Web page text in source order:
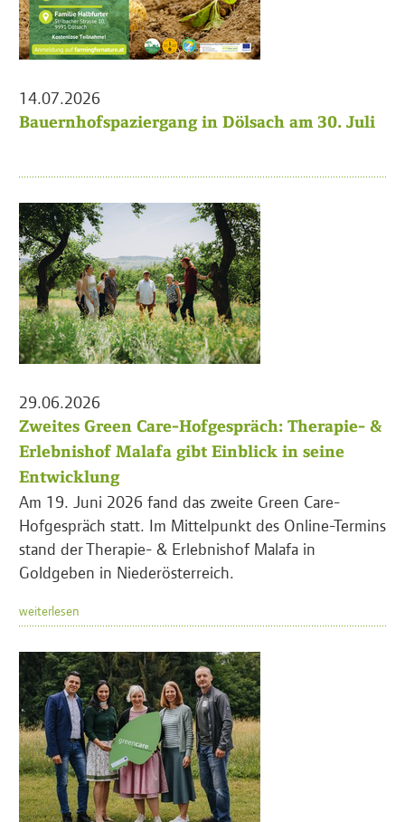
14.07.2026
Bauernhofspaziergang in Dölsach am 30. Juli
29.06.2026
Zweites Green Care-Hofgespräch: Therapie- &
Erlebnishof Malafa gibt Einblick in seine
Entwicklung
Am 19. Juni 2026 fand das zweite Green Care-
Hofgespräch statt. Im Mittelpunkt des Online-Termins
stand der Therapie- & Erlebnishof Malafa in
Goldgeben in Niederösterreich.
weiterlesen